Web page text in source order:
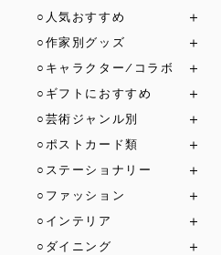
○人気おすすめ
○作家別グッズ
○キャラクター/コラボ
○ギフトにおすすめ
○芸術ジャンル別
○ポストカード類
○ステーショナリー
○ファッション
○インテリア
○ダイニング